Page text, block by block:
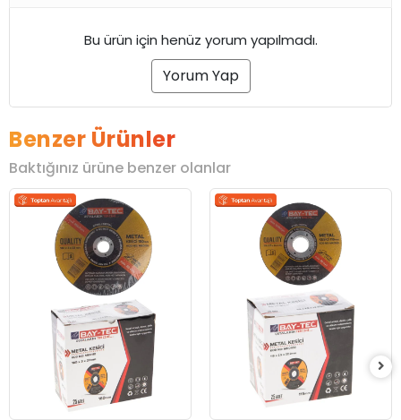
Bu ürün için henüz yorum yapılmadı.
Yorum Yap
Benzer Ürünler
Baktığınız ürüne benzer olanlar